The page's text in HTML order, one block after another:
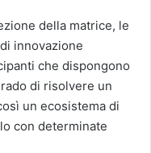
della matrice, le
innovazione
che dispongono
di risolvere un
un ecosistema di
con determinate